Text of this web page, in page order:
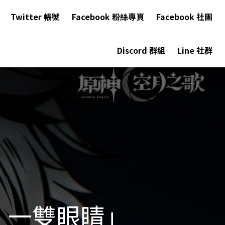
Twitter 帳號 Facebook 粉絲專頁 Facebook 社團
Discord 群組 Line 社群
雙眼睛」